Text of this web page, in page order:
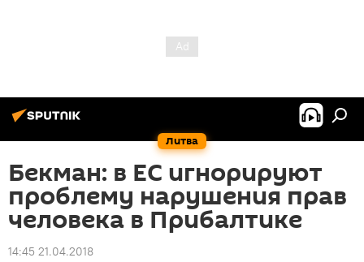
Литва
Бекман: в ЕС игнорируют
проблему нарушения прав
человека в Прибалтике
14:45 21.04.2018